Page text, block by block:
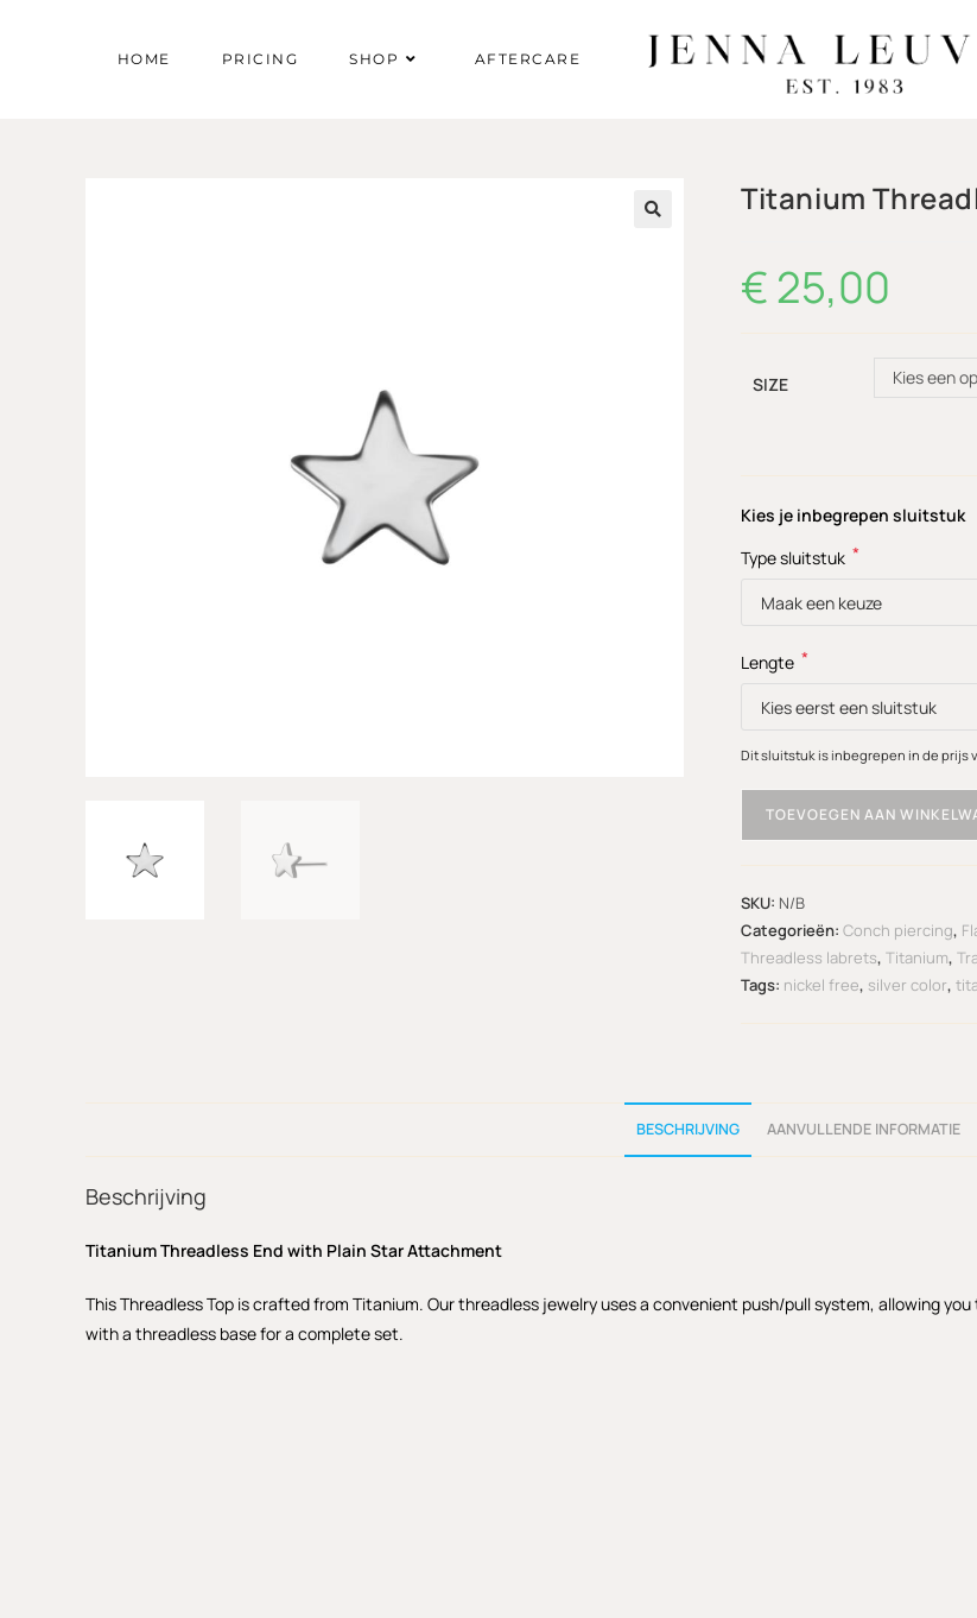
HOME PRICING SHOP AFTERCARE
Titanium
€25,00
SIZE Kies een
Kies je inbegrepen sluitstuk
Type sluitstuk *
Lengte *
Dit sluitstuk is inbegrepen in de prijs
TOEVOEGEN AAN
SKU: N/B
Categorieën: Conch piercing,
Threadless labrets, Titanium,
Tags: nickel free, silver color,
BESCHRIJVING AANVULLENDE INFORMATIE
Beschrijving
Titanium Threadless End with Plain Star Attachment
This Threadless Top is crafted from Titanium. Our threadless jewelry uses a convenient push/pull system, allowing
with a threadless base for a complete set.